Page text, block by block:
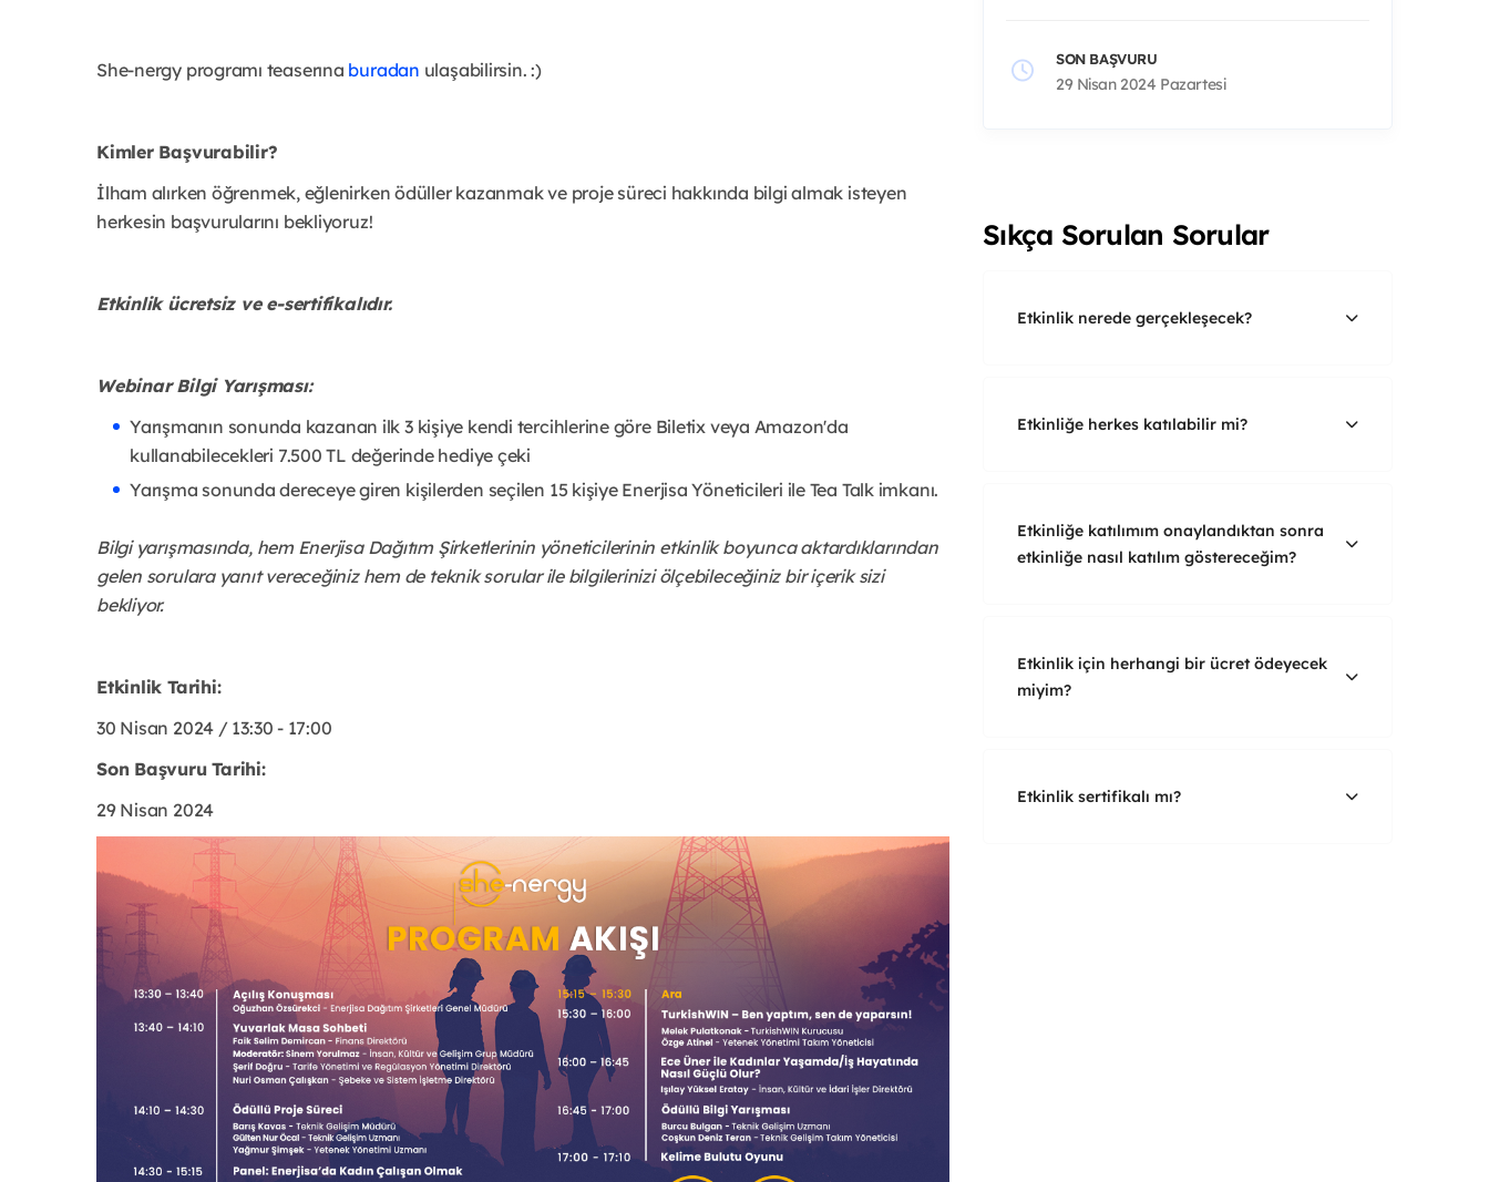
She-nergy programı teaserına buradan ulaşabilirsin. :)
Kimler Başvurabilir?
İlham alırken öğrenmek, eğlenirken ödüller kazanmak ve proje süreci hakkında bilgi almak isteyen
herkesin başvurularını bekliyoruz!
Etkinlik ücretsiz ve e-sertifikalıdır.
Webinar Bilgi Yarışması:
Yarışmanın sonunda kazanan ilk 3 kişiye kendi tercihlerine göre Biletix veya Amazon'da
kullanabilecekleri 7.500 TL değerinde hediye çeki
Yarışma sonunda dereceye giren kişilerden seçilen 15 kişiye Enerjisa Yöneticileri ile Tea Talk imkanı.
Bilgi yarışmasında, hem Enerjisa Dağıtım Şirketlerinin yöneticilerinin etkinlik boyunca aktardıklarından
gelen sorulara yanıt vereceğiniz hem de teknik sorular ile bilgilerinizi ölçebileceğiniz bir içerik sizi
bekliyor.
Etkinlik Tarihi:
30 Nisan 2024 / 13:30 - 17:00
Son Başvuru Tarihi:
29 Nisan 2024
SON BAŞVURU
29 Nisan 2024 Pazartesi
Sıkça Sorulan Sorular
Etkinlik nerede gerçekleşecek?
Etkinliğe herkes katılabilir mi?
Etkinliğe katılımım onaylandıktan sonra
etkinliğe nasıl katılım göstereceğim?
Etkinlik için herhangi bir ücret ödeyecek
miyim?
Etkinlik sertifikalı mı?